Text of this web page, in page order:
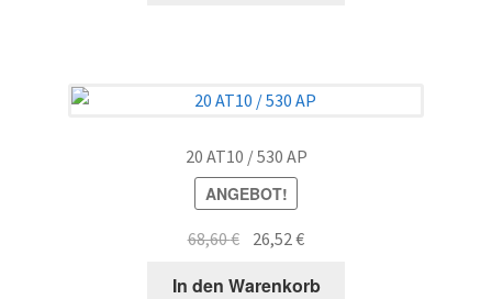
20 AT10 / 530 AP
ANGEBOT!
68,60€ Ursprünglicher
war:
26,52€Aktueller
ist:
In den Warenkorb